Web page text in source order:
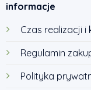
informacje
Czas realizacji
Regulamin
Polityka